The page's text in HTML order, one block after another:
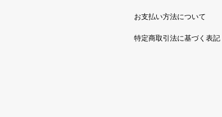
お支払い方法について
特定商取引法に基づく表記